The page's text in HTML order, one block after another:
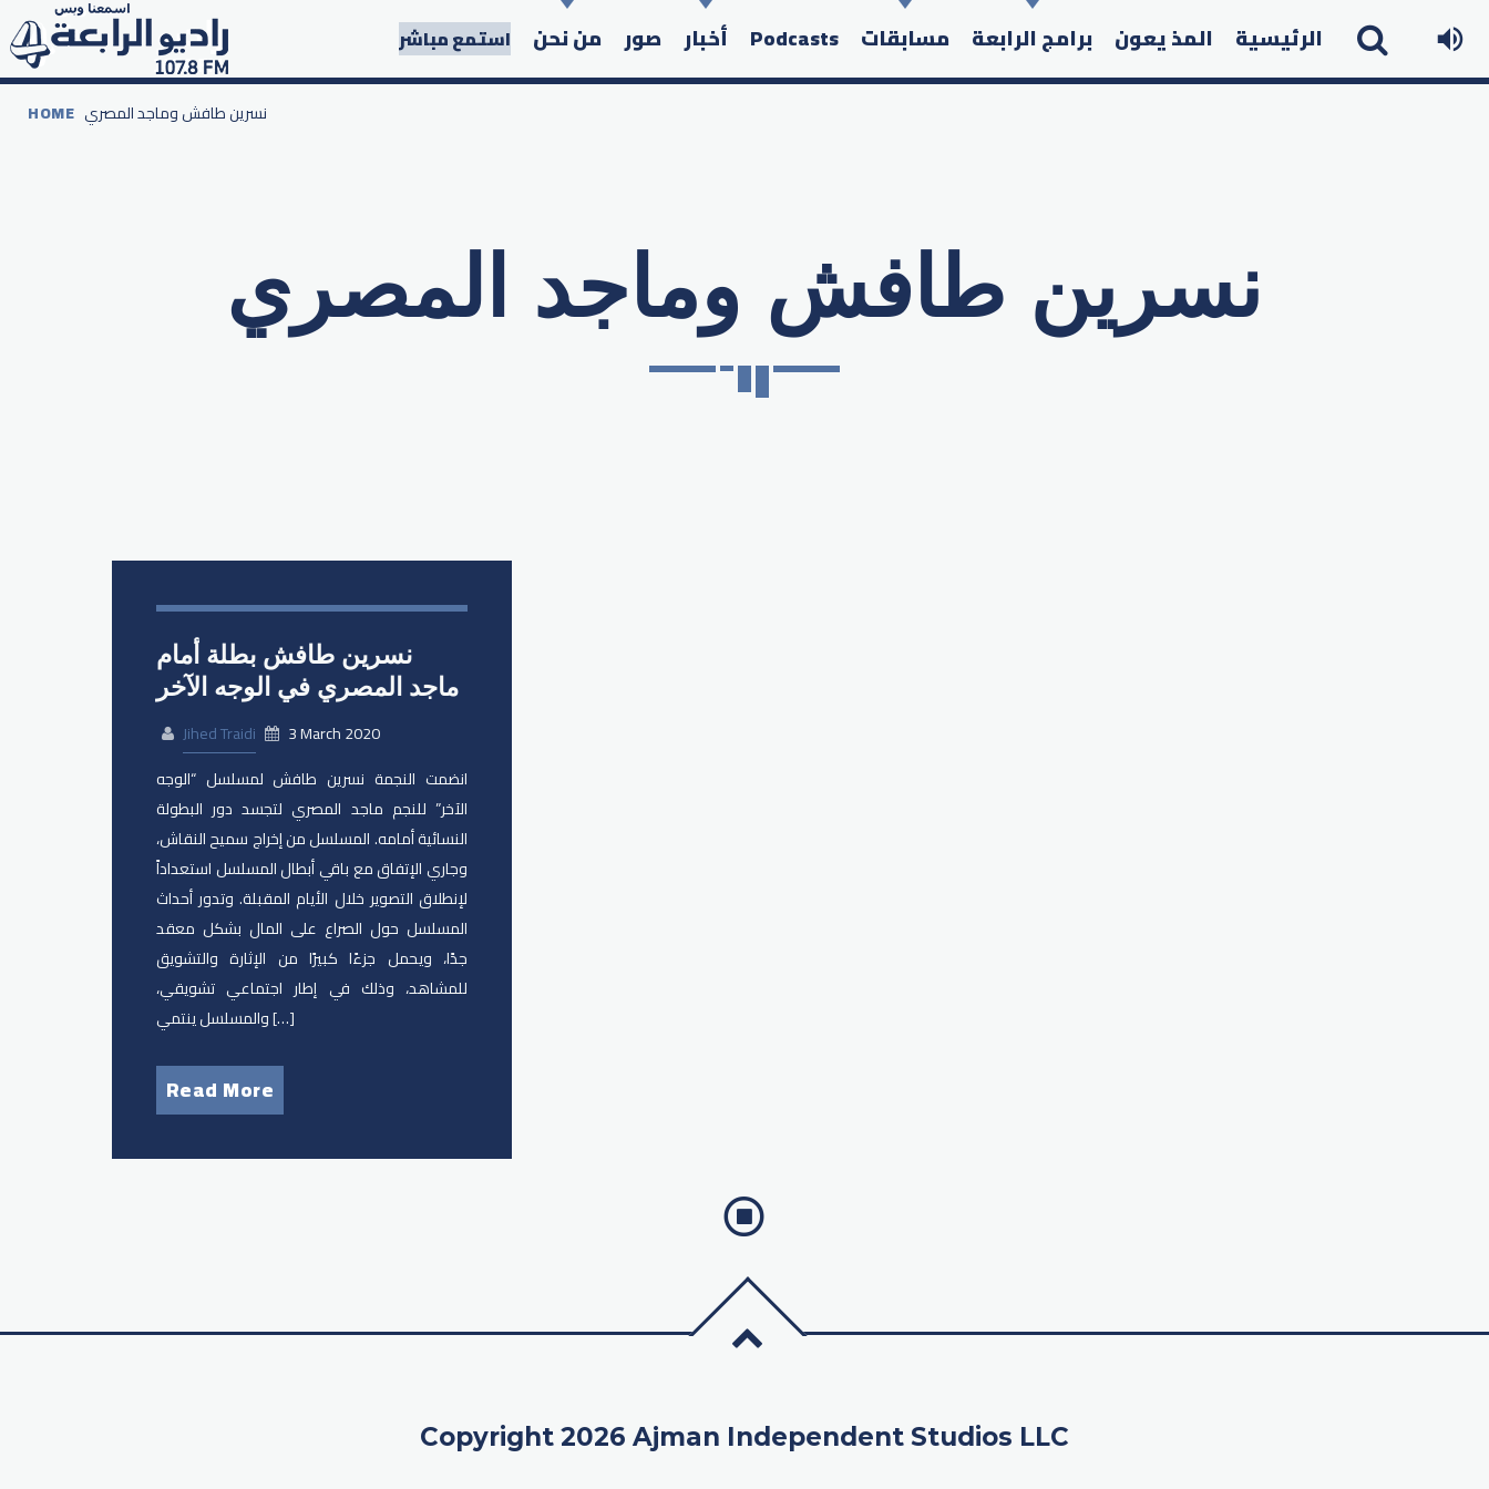
الرئيسية المذ يعون برامج الرابعة مسابقات Podcasts أخبار صور من نحن استمع مباشر
Search in the website:
HOME نسرين طافش وماجد المصري
نسرين طافش وماجد المصري
نسرين طافش بطلة أمام
ماجد المصري في الوجه الآخر
Jihed Traidi
3 March 2020
انضمت النجمة نسرين طافش لمسلسل “الوجه
الآخر” للنجم ماجد المصري لتجسد دور البطولة
النسائية أمامه. المسلسل من إخراج سميح النقاش،
وجاري الإتفاق مع باقي أبطال المسلسل استعداداً
لإنطلاق التصوير خلال الأيام المقبلة. وتدور أحداث
المسلسل حول الصراع على المال بشكل معقد
جدًا، ويحمل جزءًا كبيرًا من الإثارة والتشويق
للمشاهد، وذلك في إطار اجتماعي تشويقي،
والمسلسل ينتمي […]
Read More
Copyright 2026 Ajman Independent Studios LLC